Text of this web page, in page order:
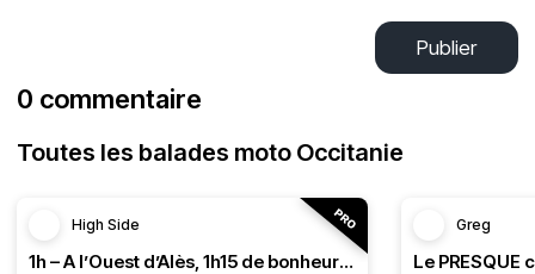
Publier
0 commentaire
Toutes les balades moto Occitanie
High Side
1h – A l’Ouest d’Alès, 1h15 de bonheur (HSRF23)
Greg